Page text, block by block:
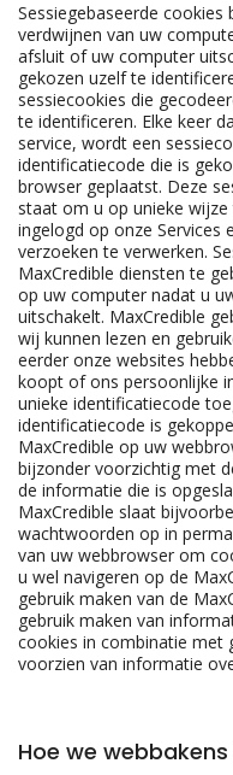
Sessiegebaseerde cookies
verdwijnen van uw
afsluit of uw computer
gekozen uzelf te
sessiecookies die
te identificeren. Elke keer
service, wordt een
identificatiecode die is
browser geplaatst. Deze
staat om u op unieke
ingelogd op onze Services
verzoeken te verwerken.
MaxCredible diensten te
op uw computer nadat u
uitschakelt. MaxCredible
wij kunnen lezen en
eerder onze websites
koopt of ons persoonlijke
unieke identificatiecode
identificatiecode is
MaxCredible op uw
bijzonder voorzichtig met
de informatie die is
MaxCredible slaat
wachtwoorden op in
van uw webbrowser om
u wel navigeren op de
gebruik maken van de
gebruik maken van
cookies in combinatie met
voorzien van informatie
Hoe we